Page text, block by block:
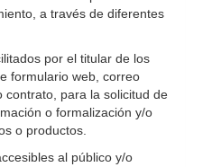
a través de diferentes
por el titular de los
formulario web, correo
contrato, para la solicitud de
o formalización y/o
o productos.
al público y/o